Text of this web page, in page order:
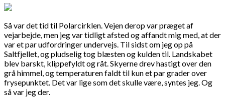
Så var det tid til Polarcirklen. Vejen derop var præget af
vejarbejde, men jeg var tidligt afsted og affandt mig med, at der
var et par udfordringer undervejs. Til sidst om jeg op på
Saltfjellet, og pludselig tog blæsten og kulden til. Landskabet
blev barskt, klippefyldt og råt. Skyerne drev hastigt over den
grå himmel, og temperaturen faldt til kun et par grader over
frysepunktet. Det var lige som det skulle være, syntes jeg. Og
så var jeg der.